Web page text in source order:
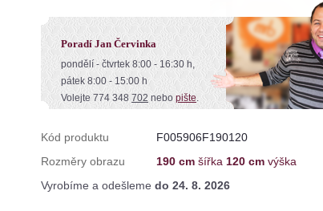
Poradí Jan Červinka
pondělí - čtvrtek 8:00 - 16:30 h,
pátek 8:00 - 15:00 h
Volejte 774 348 702 nebo pište.
Kód produktu
F005906F190120
Rozměry obrazu
190 cm šířka 120 cm výška
Vyrobíme a odešleme do 24. 8. 2026